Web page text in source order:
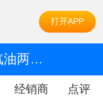
打开APP
2015款 2.0L 手动 汽油两驱致纯版
经销商 点评